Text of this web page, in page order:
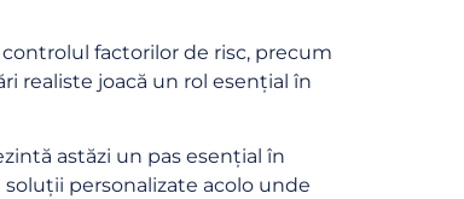
factorilor de risc, precum
realiste joacă un rol esențial în
astăzi un pas esențial în
personalizate acolo unde